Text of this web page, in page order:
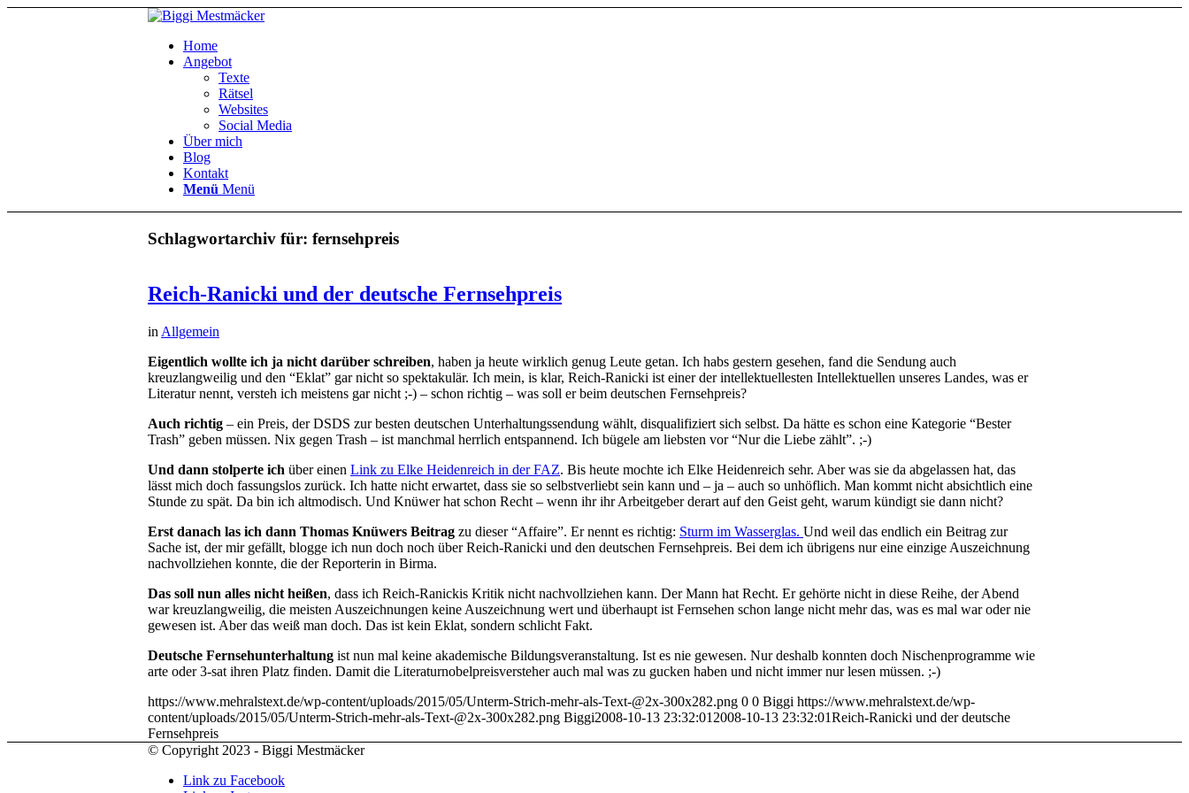
Home
Angebot
Texte
Rätsel
Websites
Social Media
Über mich
Blog
Kontakt
Menü Menü
Schlagwortarchiv für: fernsehpreis
Reich-Ranicki und der deutsche Fernsehpreis
in Allgemein
Eigentlich wollte ich ja nicht darüber schreiben, haben ja heute wirklich genug Leute getan. Ich habs gestern gesehen, fand die Sendung auch
kreuzlangweilig und den “Eklat” gar nicht so spektakulär. Ich mein, is klar, Reich-Ranicki ist einer der intellektuellesten Intellektuellen unseres Landes, was er
Literatur nennt, versteh ich meistens gar nicht ;-) – schon richtig – was soll er beim deutschen Fernsehpreis?
Auch richtig – ein Preis, der DSDS zur besten deutschen Unterhaltungssendung wählt, disqualifiziert sich selbst. Da hätte es schon eine Kategorie “Bester
Trash” geben müssen. Nix gegen Trash – ist manchmal herrlich entspannend. Ich bügele am liebsten vor “Nur die Liebe zählt”. ;-)
Und dann stolperte ich über einen Link zu Elke Heidenreich in der FAZ. Bis heute mochte ich Elke Heidenreich sehr. Aber was sie da abgelassen hat, das
lässt mich doch fassungslos zurück. Ich hatte nicht erwartet, dass sie so selbstverliebt sein kann und – ja – auch so unhöflich. Man kommt nicht absichtlich eine
Stunde zu spät. Da bin ich altmodisch. Und Knüwer hat schon Recht – wenn ihr ihr Arbeitgeber derart auf den Geist geht, warum kündigt sie dann nicht?
Erst danach las ich dann Thomas Knüwers Beitrag zu dieser “Affaire”. Er nennt es richtig: Sturm im Wasserglas. Und weil das endlich ein Beitrag zur
Sache ist, der mir gefällt, blogge ich nun doch noch über Reich-Ranicki und den deutschen Fernsehpreis. Bei dem ich übrigens nur eine einzige Auszeichnung
nachvollziehen konnte, die der Reporterin in Birma.
Das soll nun alles nicht heißen, dass ich Reich-Ranickis Kritik nicht nachvollziehen kann. Der Mann hat Recht. Er gehörte nicht in diese Reihe, der Abend
war kreuzlangweilig, die meisten Auszeichnungen keine Auszeichnung wert und überhaupt ist Fernsehen schon lange nicht mehr das, was es mal war oder nie
gewesen ist. Aber das weiß man doch. Das ist kein Eklat, sondern schlicht Fakt.
Deutsche Fernsehunterhaltung ist nun mal keine akademische Bildungsveranstaltung. Ist es nie gewesen. Nur deshalb konnten doch Nischenprogramme wie
arte oder 3-sat ihren Platz finden. Damit die Literaturnobelpreisversteher auch mal was zu gucken haben und nicht immer nur lesen müssen. ;-)
https://www.mehralstext.de/wp-content/uploads/2015/05/Unterm-Strich-mehr-als-Text-@2x-300x282.png 0 0 Biggi https://www.mehralstext.de/wp-
content/uploads/2015/05/Unterm-Strich-mehr-als-Text-@2x-300x282.png Biggi2008-10-13 23:32:01 2008-10-13 23:32:01Reich-Ranicki und der deutsche
Fernsehpreis
© Copyright 2023 - Biggi Mestmäcker
Link zu Facebook